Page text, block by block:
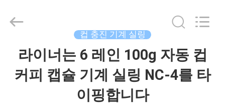
Yang
Reserved.
컵 충진 기계 실링
라이너는 6 레인 100g 자동 컵
커피 캡슐 기계 실링 NC-4를 타
이핑합니다